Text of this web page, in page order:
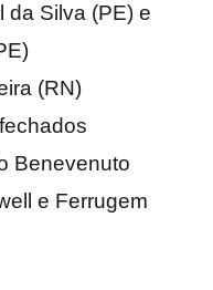
da Silva (PE) e
(RN)
Benevenuto
e Ferrugem